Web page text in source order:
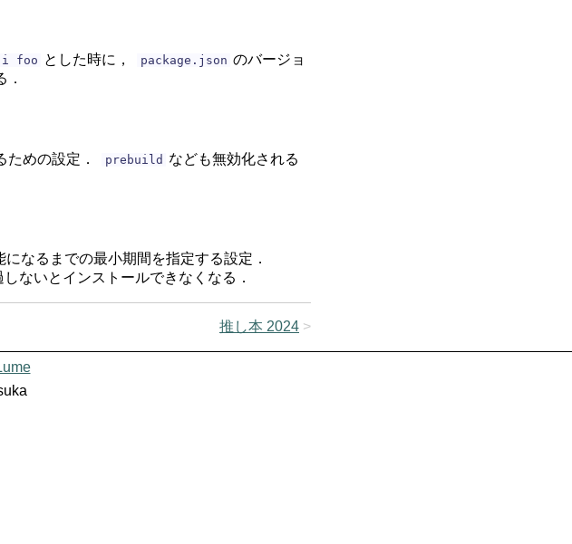
i foo とした時に， package.json のバージョ
．
ための設定． prebuild なども無効化される
なるまでの最小期間を指定する設定．
ないとインストールできなくなる．
推し本 2024 >